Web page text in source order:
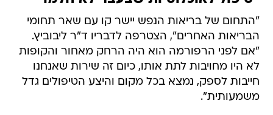
"התחום של בריאות הנפש יישר קו עם שאר תחומי
הבריאות האחרים", הצטרפה לדבריו ד"ר ליבוביץ.
"אם לפני הרפורמה הוא היה הרחק מאחור והקופות
לא היו מחויבות לתת אותו, כיום זה שירות שאנחנו
חייבות לספק, נמצא בכל מקום והיצע הטיפולים גדל
משמעותית".